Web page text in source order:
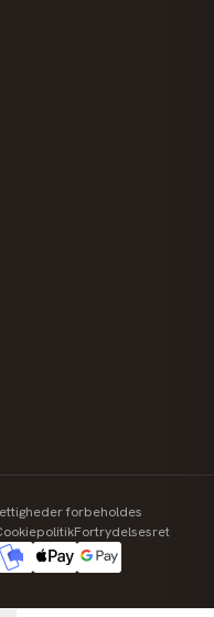
forbeholdes
Fortrydelsesret